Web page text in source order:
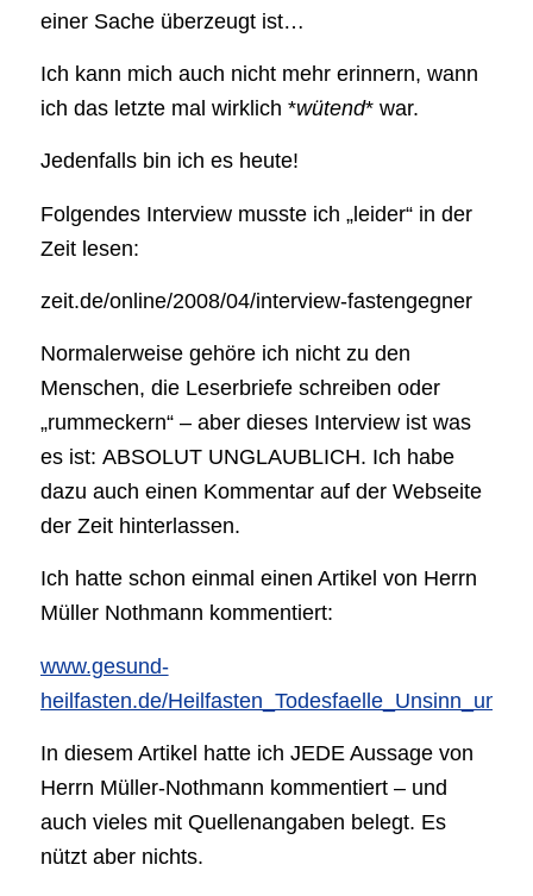
einer Sache überzeugt ist…
Ich kann mich auch nicht mehr erinnern, wann
ich das letzte mal wirklich *wütend* war.
Jedenfalls bin ich es heute!
Folgendes Interview musste ich „leider“ in der
Zeit lesen:
zeit.de/online/2008/04/interview-fastengegner
Normalerweise gehöre ich nicht zu den
Menschen, die Leserbriefe schreiben oder
„rummeckern“ – aber dieses Interview ist was
es ist: ABSOLUT UNGLAUBLICH. Ich habe
dazu auch einen Kommentar auf der Webseite
der Zeit hinterlassen.
Ich hatte schon einmal einen Artikel von Herrn
Müller Nothmann kommentiert:
www.gesund-
heilfasten.de/
In diesem Artikel hatte ich JEDE Aussage von
Herrn Müller-Nothmann kommentiert – und
auch vieles mit Quellenangaben belegt. Es
nützt aber nichts.